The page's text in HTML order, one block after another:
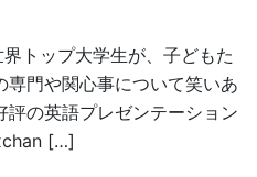
トップ大学生が、子どもた
門や関心事について笑いあ
評の英語プレゼンテーション
[…]